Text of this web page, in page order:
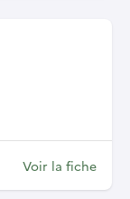
Voir la fiche